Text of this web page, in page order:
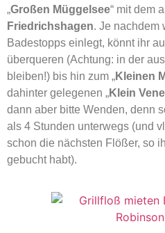
„Großen Müggelsee“ mit dem
Friedrichshagen. Je nachdem
Badestopps einlegt, könnt ihr
überqueren (Achtung: in der
bleiben!) bis hin zum „Kleinen
dahinter gelegenen „Klein
dann aber bitte Wenden, denn
als 4 Stunden unterwegs (und
schon die nächsten Flößer, so
gebucht habt).